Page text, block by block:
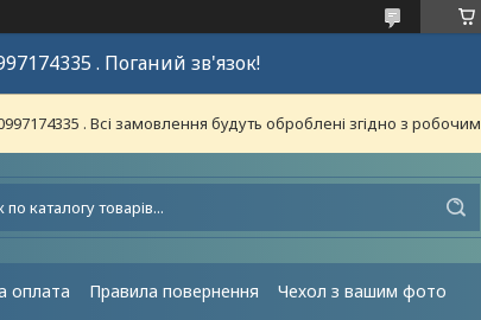
. Поганий зв'язок!
. Всі замовлення будуть оброблені згідно з
оплата Правила повернення Чехол з вашим фото